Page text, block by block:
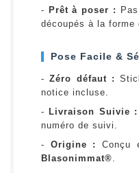
- Prêt à poser :
découpés à la forme
Pose Facile &
-Zéro défaut :
notice incluse.
-
Livraison Suivie :
numéro de suivi.
- Origine :
Conçu
Blasonimmat®